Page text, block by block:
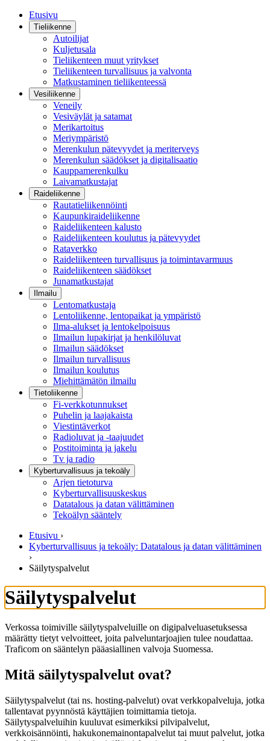
Etusivu
Tieliikenne
Autoilijat
Kuljetusala
Tieliikenteen muut yritykset
Tieliikenteen turvallisuus ja valvonta
Matkustaminen tieliikenteessä
Vesiliikenne
Veneily
Vesiväylät ja satamat
Merikartoitus
Meriympäristö
Merenkulun pätevyydet ja meriterveys
Merenkulun säädökset ja digitalisaatio
Kauppamerenkulku
Laivamatkustajat
Raideliikenne
Rautatieliikennöinti
Kaupunkiraideliikenne
Raideliikenteen kalusto
Raideliikenteen koulutus ja pätevyydet
Rataverkko
Raideliikenteen turvallisuus ja toimintavarmuus
Raideliikenteen säädökset
Junamatkustajat
Ilmailu
Lentomatkustaja
Lentoliikenne, lentopaikat ja ympäristö
Ilma-alukset ja lentokelpoisuus
Ilmailun lupakirjat ja henkilöluvat
Ilmailun säädökset
Ilmailun turvallisuus
Ilmailun koulutus
Miehittämätön ilmailu
Tietoliikenne
Fi-verkkotunnukset
Puhelin ja laajakaista
Viestintäverkot
Radioluvat ja -taajuudet
Postitoiminta ja jakelu
Tv ja radio
Kyberturvallisuus ja tekoäly
Arjen tietoturva
Kyberturvallisuuskeskus
Datatalous ja datan välittäminen
Tekoälyn sääntely
Etusivu ›
Kyberturvallisuus ja tekoäly: Datatalous ja datan välittäminen
›
Säilytyspalvelut
Säilytyspalvelut
Verkossa toimiville säilytyspalveluille on digipalveluasetuksessa
määrätty tietyt velvoitteet, joita palveluntarjoajien tulee noudattaa.
Traficom on sääntelyn pääasiallinen valvoja Suomessa.
Mitä säilytyspalvelut ovat?
Säilytyspalvelut (tai ns. hosting-palvelut) ovat verkkopalveluja, jotka
tallentavat pyynnöstä käyttäjien toimittamia tietoja.
Säilytyspalveluihin kuuluvat esimerkiksi pilvipalvelut,
verkkoisännöinti, hakukonemainontapalvelut tai muut palvelut, jotka